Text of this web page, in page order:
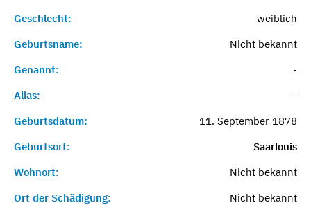
Geschlecht:
weiblich
Geburtsname:
Nicht bekannt
Genannt:
-
Alias:
-
Geburtsdatum:
11. September 1878
Geburtsort:
Saarlouis
Wohnort:
Nicht bekannt
Ort der Schädigung:
Nicht bekannt